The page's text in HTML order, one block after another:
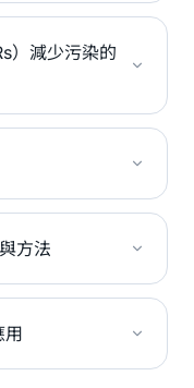
）減少污染的
方法
用